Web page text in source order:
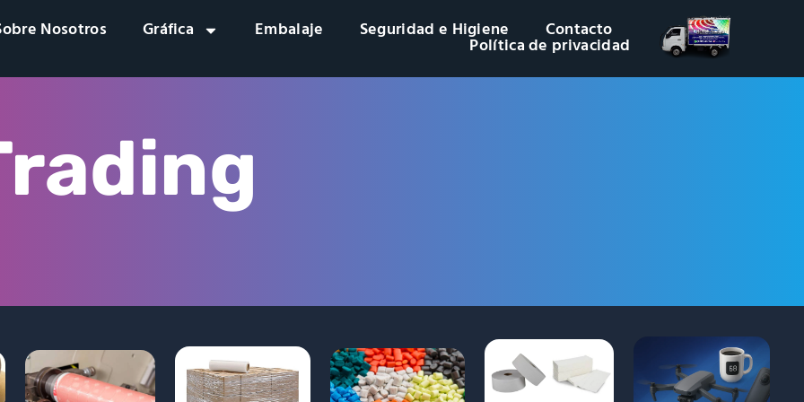
Nosotros Gráfica Embalaje Seguridad e Higiene Contacto
Política de privacidad